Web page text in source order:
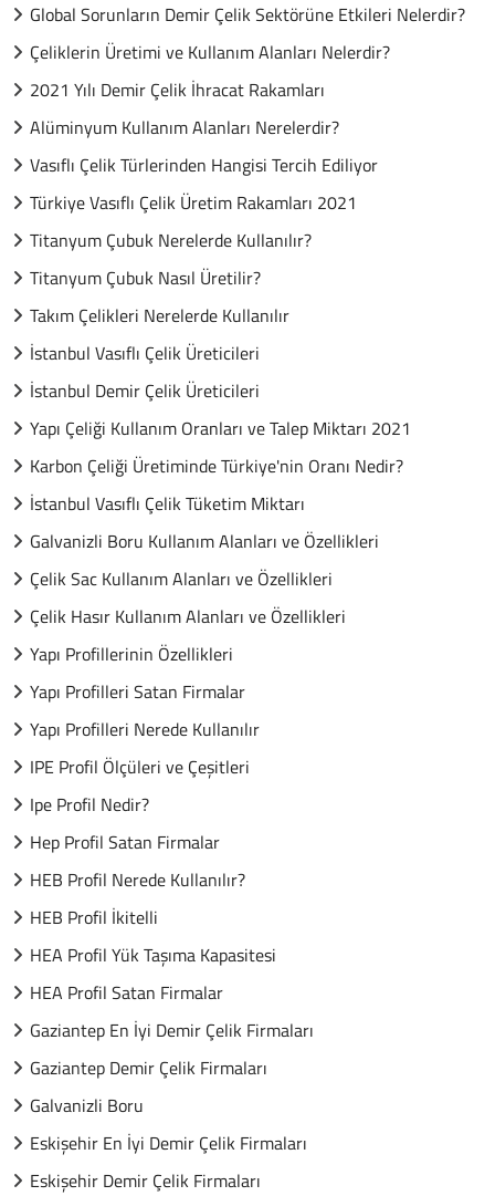
Global Sorunların Demir Çelik Sektörüne Etkileri Nelerdir?
Çeliklerin Üretimi ve Kullanım Alanları Nelerdir?
2021 Yılı Demir Çelik İhracat Rakamları
Alüminyum Kullanım Alanları Nerelerdir?
Vasıflı Çelik Türlerinden Hangisi Tercih Ediliyor
Türkiye Vasıflı Çelik Üretim Rakamları 2021
Titanyum Çubuk Nerelerde Kullanılır?
Titanyum Çubuk Nasıl Üretilir?
Takım Çelikleri Nerelerde Kullanılır
İstanbul Vasıflı Çelik Üreticileri
İstanbul Demir Çelik Üreticileri
Yapı Çeliği Kullanım Oranları ve Talep Miktarı 2021
Karbon Çeliği Üretiminde Türkiye'nin Oranı Nedir?
İstanbul Vasıflı Çelik Tüketim Miktarı
Galvanizli Boru Kullanım Alanları ve Özellikleri
Çelik Sac Kullanım Alanları ve Özellikleri
Çelik Hasır Kullanım Alanları ve Özellikleri
Yapı Profillerinin Özellikleri
Yapı Profilleri Satan Firmalar
Yapı Profilleri Nerede Kullanılır
IPE Profil Ölçüleri ve Çeşitleri
Ipe Profil Nedir?
Hep Profil Satan Firmalar
HEB Profil Nerede Kullanılır?
HEB Profil İkitelli
HEA Profil Yük Taşıma Kapasitesi
HEA Profil Satan Firmalar
Gaziantep En İyi Demir Çelik Firmaları
Gaziantep Demir Çelik Firmaları
Galvanizli Boru
Eskişehir En İyi Demir Çelik Firmaları
Eskişehir Demir Çelik Firmaları